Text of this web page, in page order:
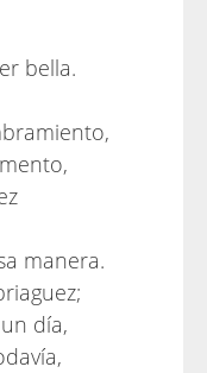
bella.
manera.
día,